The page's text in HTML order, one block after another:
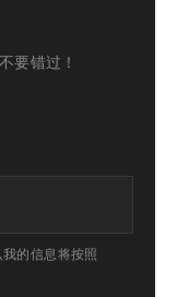
要错过！
的信息将按照